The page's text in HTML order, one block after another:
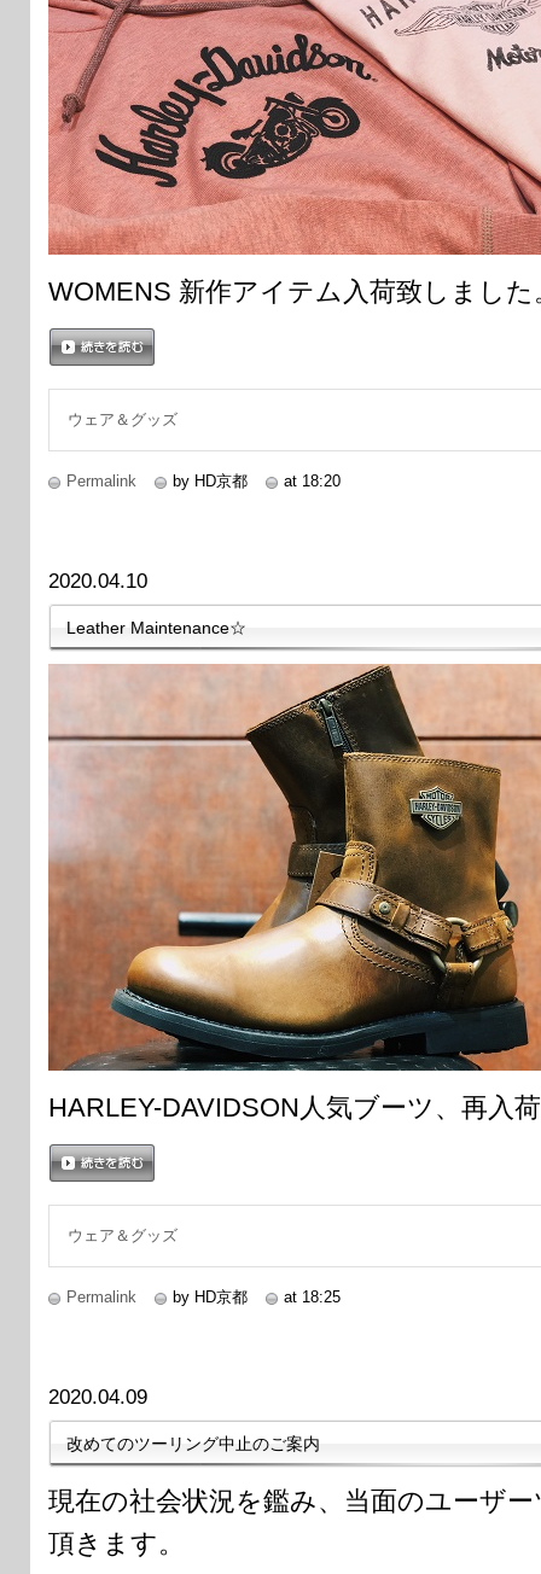
WOMENS 新作アイテム入荷致しました
ウェア＆グッズ
Permalink by HD京都 at 18:20
2020.04.10
Leather Maintenance☆
HARLEY-DAVIDSON人気ブーツ、再入
ウェア＆グッズ
Permalink by HD京都 at 18:25
2020.04.09
改めてのツーリング中止のご案内
現在の社会状況を鑑み、当面のユーザ
頂きます。